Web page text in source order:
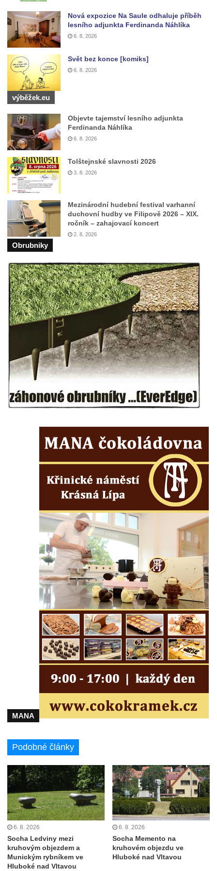
svatého Jakuba ve Hřivicích
Pomník obětem 2. světové války u
kruhového objezdu ve Hřivicích
Válečný kříž nad pískovnou u silnice
Touchovice – Hřivice
Pomník obětem 1. a 2. světové války v
Touchovicích
Jimlíně
Pomník obětem válek u kaple svatého
Josefa v Jimlíně
Kenotaf Bohdana Vohánky na hřbitově v
Opočně u Loun
Kenotaf Josefa Hájka na hřbitově v Opočně
u Loun
Kenotaf Josefa Fazakaše na hřbitově v
Opočně u Loun
Hrob Josefa Dvořáka na hřbitově v Opočně
u Loun
Hrob Antonína Roflíka na hřbitově v Opočně
u Loun
Hrob Emanuela Hrabala na hřbitově v
Opočně u Loun
Pomník obětem 1. světové války na hřbitově
v Dolním Podluží
Pomník obětem 1. světové války před
bývalou základní školou čp. 46 v Opočně u
Pomník obětem válek na křižovatce ulic
Kenotaf Josefa Fischera na hřbitově v
Otvicích
Kenotaf Franze Singera na hřbitově v
Hrob neznámého rudoarmějce na hřbitově
Kenotafy Franze Zabranskyho a Ignaze
Mertena na hřbitově v Otvicích
Pomník obětem válek v Pesvicích
Pomník osvobození ve Všestudech
Hrob Václava Michla na hřbitově ve
Strupčicích
Kenotaf Bohdana Teichnera na hřbitově ve
Strupčicích
Hrob Tomáše Šedivce na hřbitově ve
Strupčicích
Hrob vojáků Rudé armády na hřbitově ve
Strupčicích
Hrob Maddalena Nicodema u kostela
svatého Mikuláše ve Velkých Žernosekách
kostela svatého Mikuláše ve Velkých
Pomník obětem 1. světové války ve Velkých
Žernosekách
Pamětní deska italských zajatců – stavitelů
viaduktu ve Velkých Žernosekách
Pomník obětem 2. světové války na hřbitově
v Libochovanech
Pomník obětem 1. a 2. světové války v
Nová expozice Na Saule odhaluje příběh
lesního adjunkta Ferdinanda Náhlíka
6. 8. 2026
Svět bez konce [komiks]
6. 8. 2026
výběžek.eu
Objevte tajemství lesního adjunkta
Ferdinanda Náhlíka
6. 8. 2026
Tolštejnské slavnosti 2026
3. 8. 2026
Mezinárodní hudební festival varhanní
duchovní hudby ve Filipově 2026 – XIX.
ročník – zahajovací koncert
2. 8. 2026
Obrubniky
MANA
Podobné články
6. 8. 2026
Socha Ledviny mezi
kruhovým objezdem a
Munickým rybníkem ve
Hluboké nad Vltavou
6. 8. 2026
Socha Memento na
kruhovém objezdu ve
Hluboké nad Vltavou